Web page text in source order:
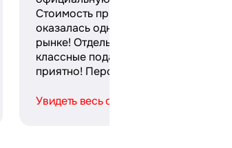
Стоимость при этом
оказалась одной из лучших на
рынке! Отдельное спасибо за
классные подарки — безумно
приятно! Персонал ...
Увидеть весь отзыв